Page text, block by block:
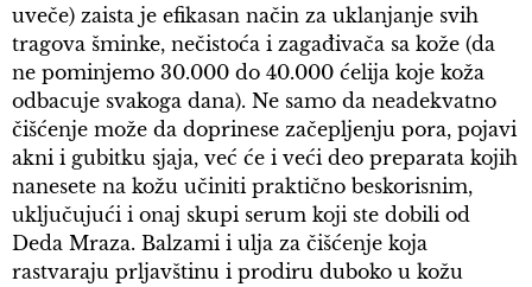
uveče) zaista je efikasan način za uklanjanje svih
tragova šminke, nečistoća i zagađivača sa kože (da
ne pominjemo 30.000 do 40.000 ćelija koje koža
odbacuje svakoga dana). Ne samo da neadekvatno
čišćenje može da doprinese začepljenju pora, pojavi
akni i gubitku sjaja, već će i veći deo preparata kojih
nanesete na kožu učiniti praktično beskorisnim,
uključujući i onaj skupi serum koji ste dobili od
Deda Mraza. Balzami i ulja za čišćenje koja
rastvaraju prljavštinu i prodiru duboko u kožu